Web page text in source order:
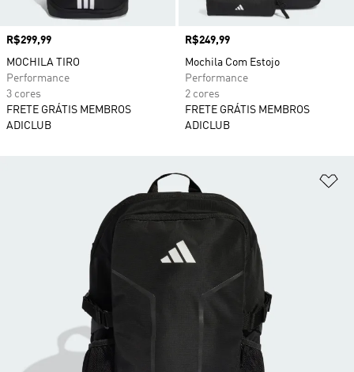
Preço
R$299,99
MOCHILA TIRO
Performance
3 cores
FRETE GRÁTIS MEMBROS
ADICLUB
Preço
R$249,99
Mochila Com Estojo
Performance
2 cores
FRETE GRÁTIS MEMBROS
ADICLUB